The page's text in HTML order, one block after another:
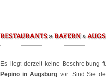
RESTAURANTS»BAYERN»
Es liegt derzeit keine Beschreibung
Pepino in Augsburg vor. Sind Sie